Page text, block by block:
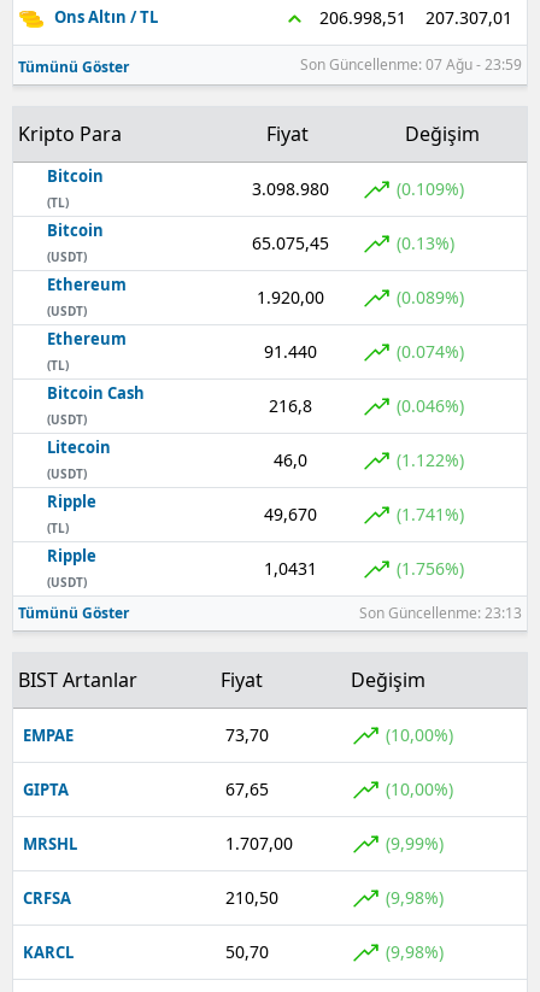
Samsun
Siirt
Sinop
Sivas
Tekirdağ
Tokat
Tunceli
Şanlıurfa
Uşak
Yozgat
Zonguldak
Aksaray
Bayburt
Karaman
Kırıkkale
Şırnak
Bartın
Ons Altın / TL 206.998,51 207.307,01
Tümünü Göster Son Güncellenme: 07 Ağu - 23:59
Kripto Para Fiyat Değişim
Bitcoin
(TL)
3.098.980 (0.109%)
Bitcoin
(USDT)
65.075,45 (0.13%)
Ethereum
(USDT)
1.920,00 (0.089%)
Ethereum
(TL)
91.440 (0.074%)
Bitcoin Cash
(USDT)
216,8 (0.046%)
Litecoin
(USDT)
46,0 (1.122%)
Ripple
(TL)
49,670 (1.741%)
Ripple
(USDT)
1,0431 (1.756%)
Tümünü Göster Son Güncellenme: 23:13
BIST Artanlar Fiyat Değişim
EMPAE 73,70 (10,00%)
GIPTA 67,65 (10,00%)
MRSHL 1.707,00 (9,99%)
CRFSA 210,50 (9,98%)
KARCL 50,70 (9,98%)